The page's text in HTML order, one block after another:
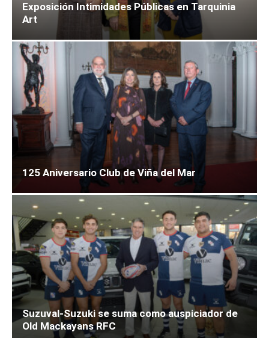
Exposición Intimidades Públicas en Tarquinia
Art
125 Aniversario Club de Viña del Mar
Suzuval-Suzuki se suma como auspiciador de
Old Mackayans RFC